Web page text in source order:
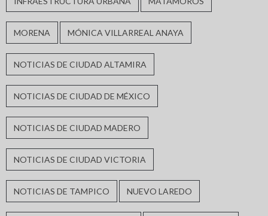
MORENA MÓNICA VILLARREAL ANAYA
NOTICIAS DE CIUDAD ALTAMIRA
NOTICIAS DE CIUDAD DE MÉXICO
NOTICIAS DE CIUDAD MADERO
NOTICIAS DE CIUDAD VICTORIA
NOTICIAS DE TAMPICO NUEVO LAREDO